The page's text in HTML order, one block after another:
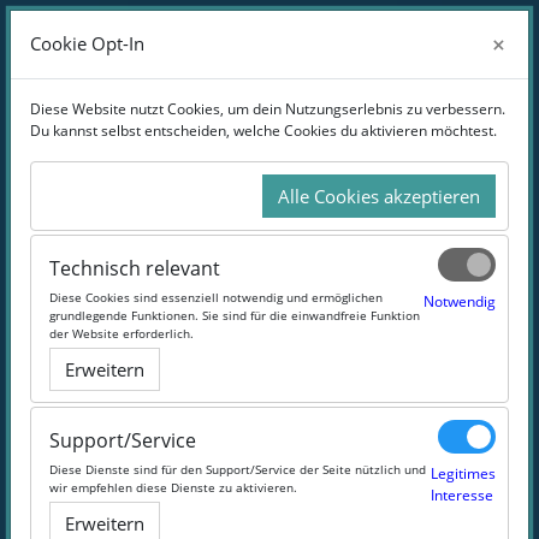
Zum Hauptinhalt
Website-Übersicht
Anmelden
Master Medieninformatik
Werde zum Digital Hero!
#Informatik #Studium #Master #Medien #VFH
Cookie Opt-In ×
Diese Website nutzt Cookies, um dein Nutzungserlebnis zu verbessern.
Du kannst selbst entscheiden, welche Cookies du aktivieren möchtest.
Alle Cookies akzeptieren
Technisch relevant
Diese Cookies sind essenziell notwendig und ermöglichen
grundlegende Funktionen. Sie sind für die einwandfreie Funktion
der Website erforderlich.
Notwendig
Erweitern
Support/Service
Diese Dienste sind für den Support/Service der Seite nützlich und
wir empfehlen diese Dienste zu aktivieren.
Legitimes
Interesse
Erweitern
Cookie Opt-In ×
Diese Website nutzt Cookies, um dein Nutzungserlebnis zu verbessern.
Du kannst selbst entscheiden, welche Cookies du aktivieren möchtest.
Alle Cookies akzeptieren
Technisch relevant
Diese Cookies sind essenziell notwendig und ermöglichen
grundlegende Funktionen. Sie sind für die einwandfreie Funktion
der Website erforderlich.
Notwendig
Erweitern
Support/Service
Diese Dienste sind für den Support/Service der Seite nützlich und
wir empfehlen diese Dienste zu aktivieren.
Legitimes
Interesse
Erweitern